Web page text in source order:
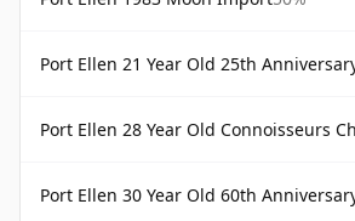
Port Ellen 21 Year Old 25th Anniversary
Port Ellen 28 Year Old Connoisseurs Choice
Port Ellen 30 Year Old 60th Anniversary